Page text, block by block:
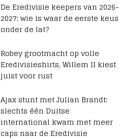
De Eredivisie keepers van 2026-
2027: wie is waar de eerste keus
onder de lat?
Robey grootmacht op volle
Eredivisieshirts, Willem II kiest
juist voor rust
Ajax stunt met Julian Brandt:
slechts één Duitse
international kwam met meer
caps naar de Eredivisie